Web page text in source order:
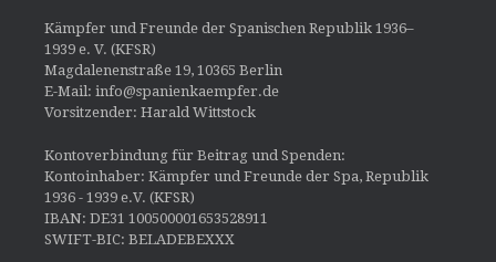
Kämpfer und Freunde der Spanischen Republik 1936–
1939 e. V. (KFSR)
Magdalenenstraße 19, 10365 Berlin
E-Mail: info@spanienkaempfer.de
Vorsitzender: Harald Wittstock
Kontoverbindung für Beitrag und Spenden:
Kontoinhaber: Kämpfer und Freunde der Spa, Republik
1936 - 1939 e.V. (KFSR)
IBAN: DE31 100500001653528911
SWIFT-BIC: BELADEBEXXX